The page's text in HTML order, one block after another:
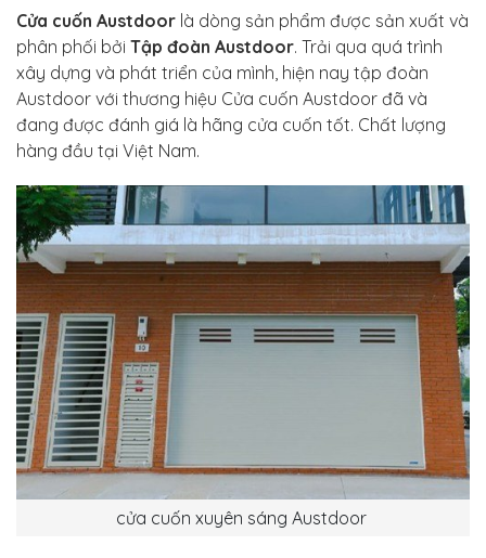
Cửa cuốn Austdoor là dòng sản phẩm được sản xuất và
phân phối bởi Tập đoàn Austdoor. Trải qua quá trình
xây dựng và phát triển của mình, hiện nay tập đoàn
Austdoor với thương hiệu Cửa cuốn Austdoor đã và
đang được đánh giá là hãng cửa cuốn tốt. Chất lượng
hàng đầu tại Việt Nam.
cửa cuốn xuyên sáng Austdoor